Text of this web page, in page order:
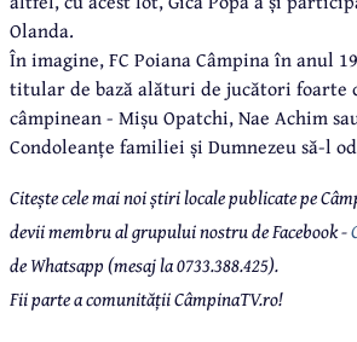
Olanda.
În imagine, FC Poiana Câmpina în anul
titular de bază alături de jucători foarte
câmpinean - Mișu Opatchi, Nae Achim
Condoleanțe familiei și Dumnezeu să-l
Citește cele mai noi știri locale publicate pe
devii membru al grupului nostru de Facebook -
de Whatsapp (mesaj la 0733.388.425).
Fii parte a comunității CâmpinaTV.ro!